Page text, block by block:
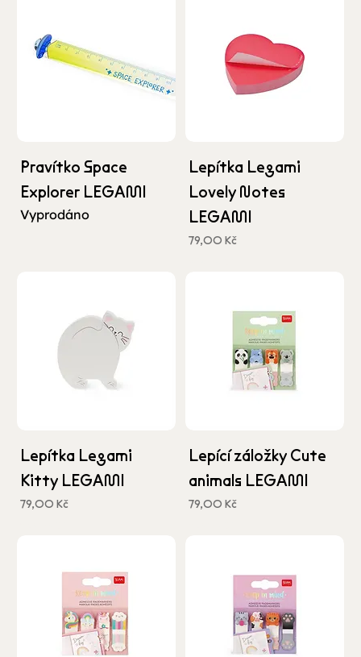
Pravítko Space
Explorer LEGAMI
Vyprodáno
Lepítka Legami
Lovely Notes
LEGAMI
Cena
79,00 Kč
Lepítka Legami
Kitty LEGAMI
Cena
79,00 Kč
Lepící záložky Cute
animals LEGAMI
Cena
79,00 Kč